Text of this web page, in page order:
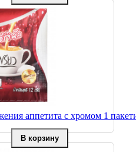
аппетита с хромом 1